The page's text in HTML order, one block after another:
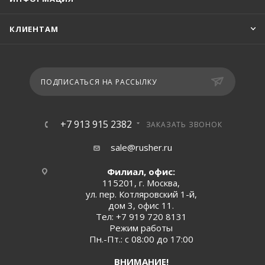
КЛИЕНТАМ
ПОДПИСАТЬСЯ НА РАССЫЛКУ
+7 913 915 2382 ЗАКАЗАТЬ ЗВОНОК
sale@rusher.ru
Филиал, офис:
115201, г. Москва,
ул. пер. Котляровский 1-й,
дом 3, офис 11.
Тел: +7 919 720 8131
Режим работы
Пн.-Пт.: с 08:00 до 17:00
ВНИМАНИЕ!